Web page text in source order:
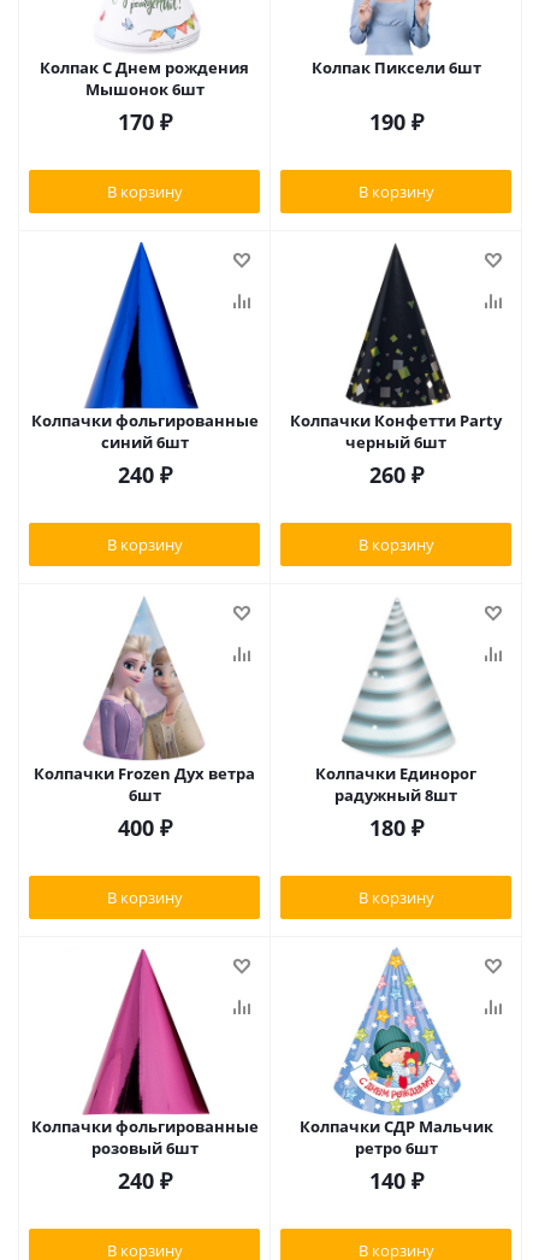
Колпак С Днем рождения
Мышонок 6шт
170₽
В корзину
Колпак Пиксели 6шт
190₽
В корзину
Колпачки фольгированные
синий 6шт
240₽
В корзину
Колпачки Конфетти Party
черный 6шт
260₽
В корзину
Колпачки Frozen Дух ветра
6шт
400₽
В корзину
Колпачки Единорог
радужный 8шт
180₽
В корзину
Колпачки фольгированные
розовый 6шт
240₽
В корзину
Колпачки СДР Мальчик
ретро 6шт
140₽
В корзину